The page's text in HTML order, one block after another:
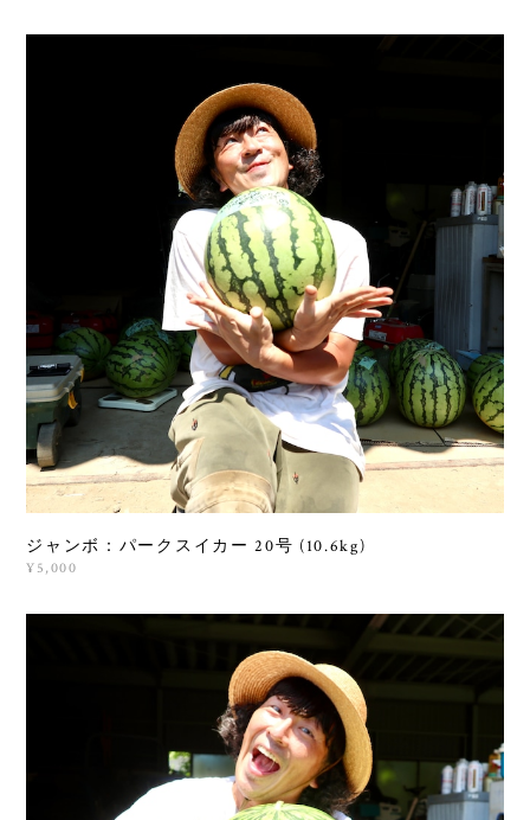
ジャンボ：パークスイカー 20号 (10.6kg)
¥5,000